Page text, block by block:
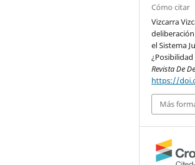
Cómo citar
Vizcarra
el Sistema
Revista De
https://
Más